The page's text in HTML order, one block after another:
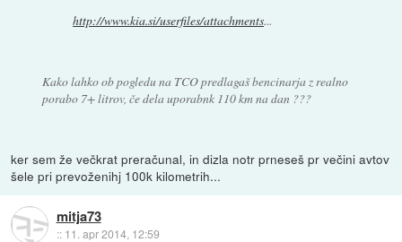
http://www.kia.si/userfiles/attachments...
Kako lahko ob pogledu na TCO predlagaš bencinarja z realno
porabo 7+ litrov, če dela uporabnk 110 km na dan ???
ker sem že večkrat preračunal, in dizla notr prneseš pr večini avtov
šele pri prevoženihj 100k kilometrih...
mitja73
:: 11. apr 2014, 12:59